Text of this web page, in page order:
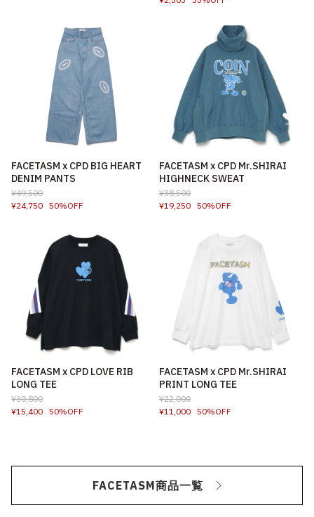
FACETASM x CPD BIG HEART
DENIM PANTS
¥49,500
¥24,750 50%OFF
FACETASM x CPD Mr.SHIRAI
HIGHNECK SWEAT
¥38,500
¥19,250 50%OFF
FACETASM x CPD LOVE RIB
LONG TEE
¥30,800
¥15,400 50%OFF
FACETASM x CPD Mr.SHIRAI
PRINT LONG TEE
¥22,000
¥11,000 50%OFF
FACETASM商品一覧